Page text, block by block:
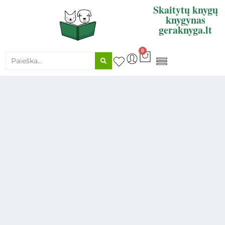
Skaitytų knygų
knygynas
geraknyga.lt
0